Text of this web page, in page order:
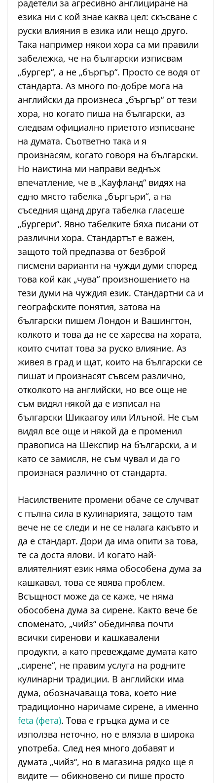
радетели за агресивно англициране на
езика ни с кой знае каква цел: скъсване с
руски влияния в езика или нещо друго.
Така например някои хора са ми правили
забележка, че на български изписвам
„бургер“, а не „бъргър“. Просто се водя от
стандарта. Аз много по-добре мога на
английски да произнеса „бъргър“ от тези
хора, но когато пиша на български, аз
следвам официално приетото изписване
на думата. Съответно така и я
произнасям, когато говоря на български.
Но наистина ми направи веднъж
впечатление, че в „Кауфланд“ видях на
едно място табелка „бъргъри“, а на
съседния щанд друга табелка гласеше
„бургери“. Явно табелките бяха писани от
различни хора. Стандартът е важен,
защото той предпазва от безброй
писмени варианти на чужди думи според
това кой как „чува“ произношението на
тези думи на чуждия език. Стандартни са и
географските понятия, затова на
български пишем Лондон и Вашингтон,
колкото и това да не се харесва на хората,
които считат това за руско влияние. Аз
живея в град и щат, които на български се
пишат и произнасят съвсем различно,
отколкото на английски, но все още не
съм видял някой да е изписал на
български Шикаагоу или Илъной. Не съм
видял все още и някой да е променил
правописа на Шекспир на български, а и
като се замисля, не съм чувал и да го
произнася различно от стандарта.
Насилствените промени обаче се случват
с пълна сила в кулинарията, защото там
вече не се следи и не се налага какъвто и
да е стандарт. Дори да има опити за това,
те са доста ялови. И когато най-
влиятелният език няма обособена дума за
кашкавал, това се явява проблем.
Всъщност може да се каже, че няма
обособена дума за сирене. Както вече бе
споменато, „чийз“ обединява почти
всички сиренови и кашкавалени
продукти, а като превеждаме думата като
„сирене“, не правим услуга на родните
кулинарни традиции. В английски има
дума, обозначаваща това, което ние
традиционно наричаме сирене, а именно
feta (фета). Това е гръцка дума и се
използва неточно, но е влязла в широка
употреба. След нея много добавят и
думата „чийз“, но в магазина рядко ще я
видите — обикновено си пише просто